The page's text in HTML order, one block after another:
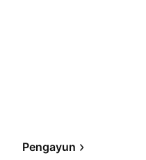
Pengayun